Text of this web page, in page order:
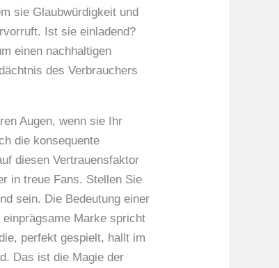
sie Glaubwürdigkeit und
Ist sie einladend?
einen nachhaltigen
des Verbrauchers
Augen, wenn sie Ihr
die konsequente
diesen Vertrauensfaktor
in treue Fans. Stellen Sie
sein. Die Bedeutung einer
Marke spricht
perfekt gespielt, hallt im
Das ist die Magie der